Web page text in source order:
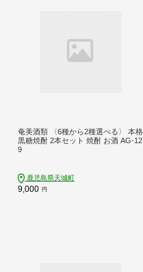
奄美酒類 〈6種から2種選べる〉 本格
黒糖焼酎 2本セット 焼酎 お酒 AG-12
9
鹿児島県天城町
9,000 円